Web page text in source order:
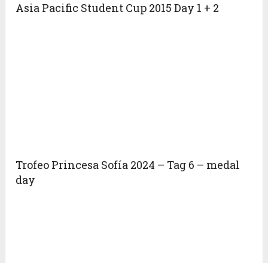
Asia Pacific Student Cup 2015 Day 1 + 2
Trofeo Princesa Sofía 2024 – Tag 6 – medal
day